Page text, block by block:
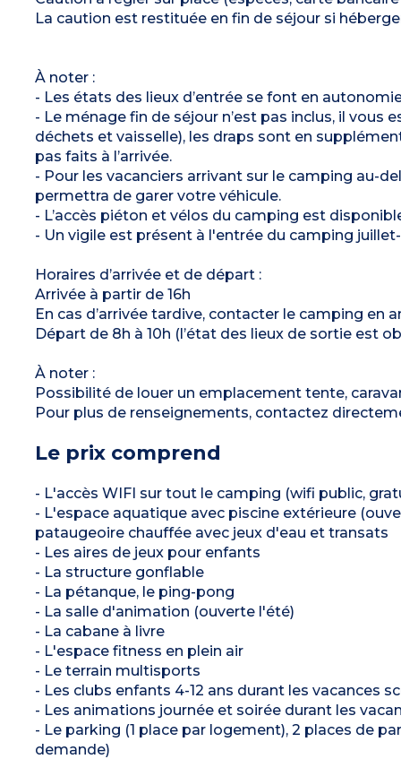
À noter:
La caution est restituée en fin de séjour si
À noter :
- Les états des lieux d’entrée se font en
- Le ménage fin de séjour n’est pas inclus, il
déchets et vaisselle), les draps sont en
pas faits à l’arrivée.
- Pour les vacanciers arrivant sur le camping au-
permettra de garer votre véhicule.
- L’accès piéton et vélos du camping est
- Un vigile est présent à l'entrée du camping
Horaires d’arrivée et de départ :
Arrivée à partir de 16h
En cas d’arrivée tardive, contacter le camping en
Départ de 8h à 10h (l’état des lieux de sortie est
À noter :
Possibilité de louer un emplacement tente,
Pour plus de renseignements, contactez
Le prix comprend
- L'accès WIFI sur tout le camping (wifi public,
- L'espace aquatique avec piscine extérieure
pataugeoire chauffée avec jeux d'eau et transats
- Les aires de jeux pour enfants
- La structure gonflable
- La pétanque, le ping-pong
- La salle d'animation (ouverte l'été)
- La cabane à livre
- L'espace fitness en plein air
- Le terrain multisports
- Les clubs enfants 4-12 ans durant les vacances
- Les animations journée et soirée durant les
- Le parking (1 place par logement), 2 places de
demande)